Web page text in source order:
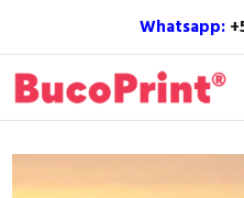
Whatsapp: